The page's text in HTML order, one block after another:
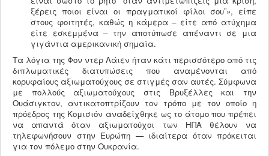
ξέρεις ποιοι είναι οι πραγματικοί φίλοι σου”», είπε
στους φοιτητές, καθώς η κάμερα – είτε από ατύχημα
είτε εσκεμμένα – την αποτύπωσε απέναντι σε μια
γιγάντια αμερικανική σημαία.
Τα λόγια της Φον ντερ Λάιεν ήταν κάτι περισσότερο από τις
διπλωματικές διατυπώσεις που αναμένονται από
κορυφαίους αξιωματούχους σε στιγμές σαν αυτές. Σύμφωνα
με πολλούς αξιωματούχους στις Βρυξέλλες και την
Ουάσιγκτον, αντικατοπτρίζουν τον τρόπο με τον οποίο η
πρόεδρος της Κομισιόν αναδείχθηκε ως το άτομο που πρέπει
να απαντά όταν αξιωματούχοι των ΗΠΑ θέλουν να
τηλεφωνήσουν στην Ευρώπη — ιδιαίτερα όταν πρόκειται
για τον πόλεμο στην Ουκρανία.